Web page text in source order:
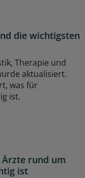
die wichtigsten
Therapie und
aktualisiert.
was für
ist.
Ärzte rund um
ist